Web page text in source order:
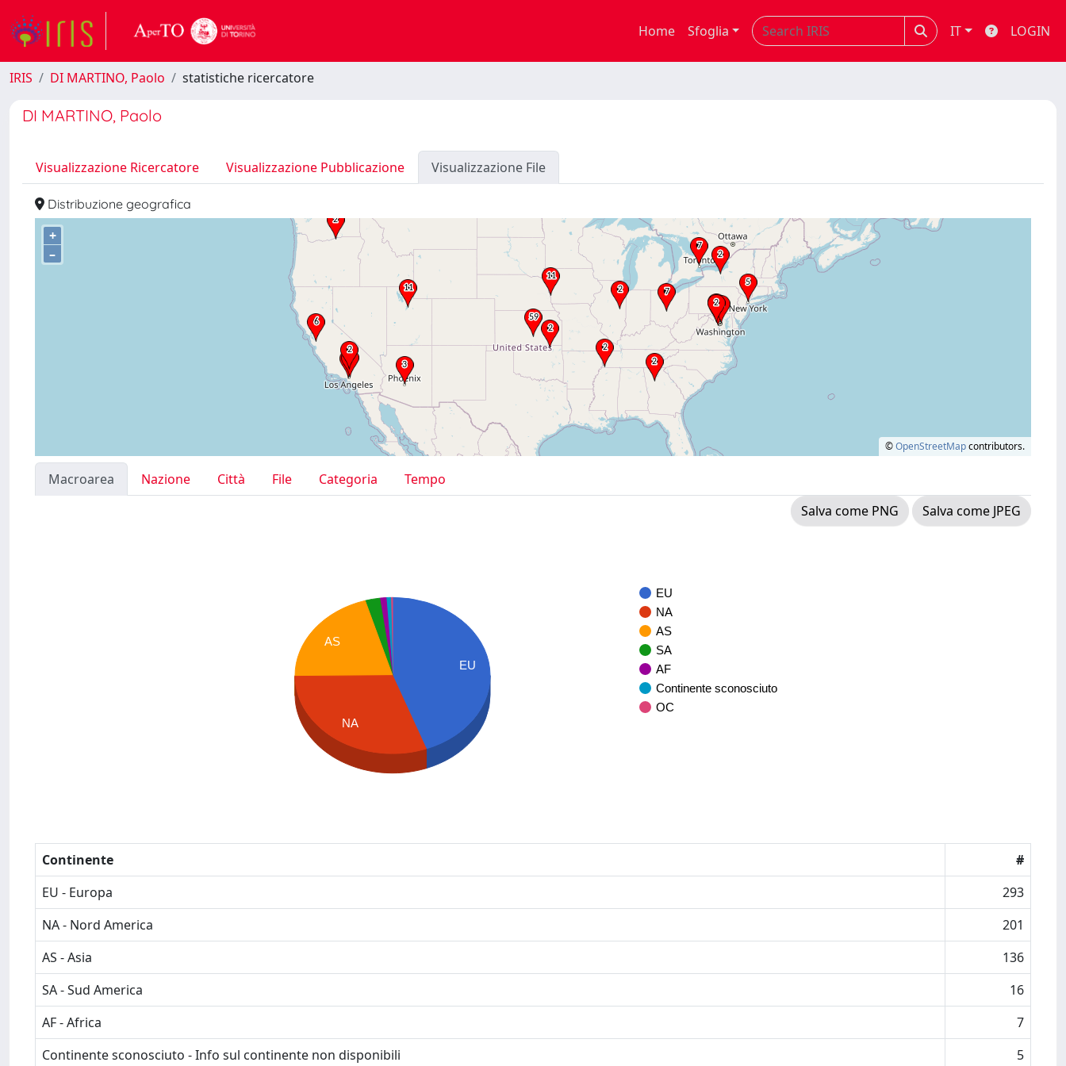
Home Sfoglia IT LOGIN
IRIS DI MARTINO, Paolo statistiche ricercatore
DI MARTINO, Paolo
Visualizzazione Ricercatore Visualizzazione Pubblicazione Visualizzazione File
Distribuzione geografica
+
–
©OpenStreetMapcontributors.
Macroarea Nazione Città File Categoria
Tempo
Salva come PNG
Salva come JPEG
EU
NA
AS
SA
AF
Continente sconosciuto
OC
EU
AS
NA
Continente
#
EU - Europa
293
NA - Nord America
201
AS - Asia
136
SA - Sud America
16
AF - Africa
7
Continente sconosciuto - Info sul continente non disponibili
5